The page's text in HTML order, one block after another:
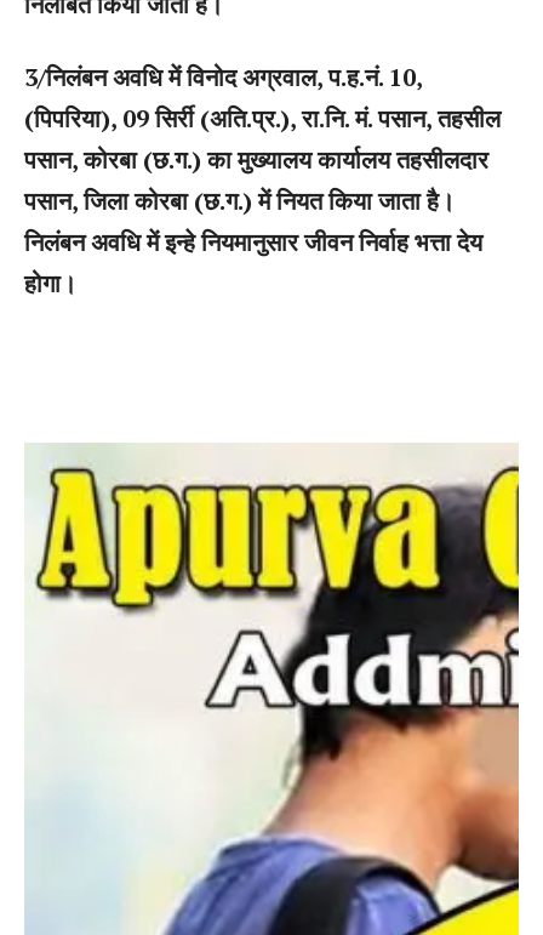
3/निलंबन अवधि में विनोद अग्रवाल, प.ह.नं. 10,
(पिपरिया), 09 सिर्री (अति.प्र.), रा.नि. मं. पसान, तहसील
पसान, कोरबा (छ.ग.) का मुख्यालय कार्यालय तहसीलदार
पसान, जिला कोरबा (छ.ग.) में नियत किया जाता है।
निलंबन अवधि में इन्हे नियमानुसार जीवन निर्वाह भत्ता देय
होगा।